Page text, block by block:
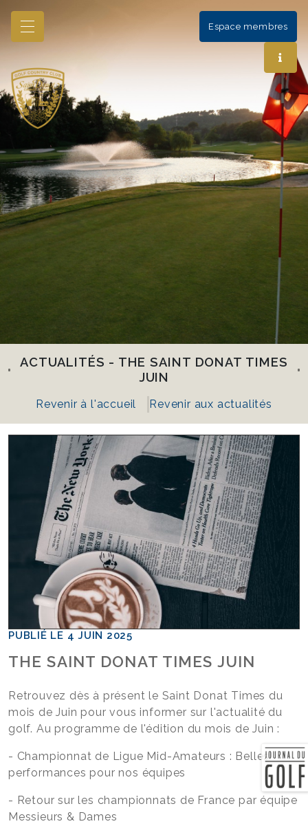
Espace membres
ACTUALITÉS - THE SAINT DONAT TIMES
JUIN
Revenir à l'accueil Revenir aux actualités
PUBLIÉ LE 4 JUIN 2025
THE SAINT DONAT TIMES JUIN
Retrouvez dès à présent le Saint Donat Times du
mois de Juin pour vous informer sur l'actualité du
golf. Au programme de l'édition du mois de Juin :
- Championnat de Ligue Mid-Amateurs : Belles
performances pour nos équipes
- Retour sur les championnats de France par équipe
Messieurs & Dames